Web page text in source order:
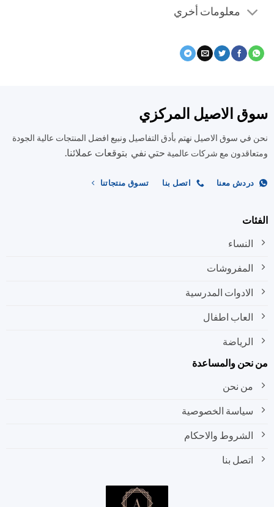
معلومات أخري
الاصيل المركزي
سوق الاصيل نهتم بأدق التفاصيل ونبيع افضل المنتجات عالية الجودة
مع شركات عالميةحتي نفي بتوقعات عملائنا.
دردش معنا اتصل بنا تسوق منتجاتنا
النساء
المفروشات
الادوات المدرسية
العاب اطفال
الرياضة
والمساعدة
من نحن
سياسة الخصوصية
الشروط والاحكام
اتصل بنا